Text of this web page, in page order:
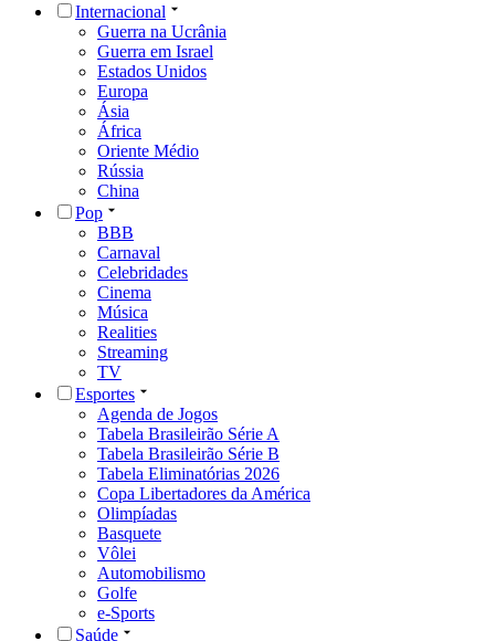
Internacional
Guerra na Ucrânia
Guerra em Israel
Estados Unidos
Europa
Ásia
África
Oriente Médio
Rússia
China
Pop
BBB
Carnaval
Celebridades
Cinema
Música
Realities
Streaming
TV
Esportes
Agenda de Jogos
Tabela Brasileirão Série A
Tabela Brasileirão Série B
Tabela Eliminatórias 2026
Copa Libertadores da América
Olimpíadas
Basquete
Vôlei
Automobilismo
Golfe
e-Sports
Saúde